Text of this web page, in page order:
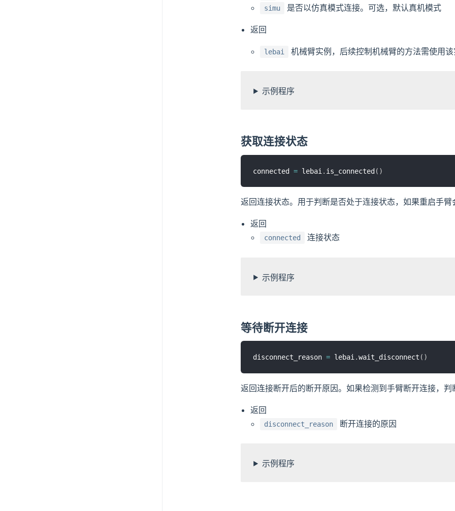
simu 是否以仿真模式连接。可选，默认真机模式
返回
lebai 机械臂实例，后续控制机械臂的方法需使用
示例程序
获取连接状态
connected = lebai . is_connected( )
返回连接状态。用于判断是否处于连接状态，如果重启手臂
返回
connected 连接状态
示例程序
等待断开连接
disconnect_reason = lebai .wait_disconnect ( )
返回连接断开后的断开原因。如果检测到手臂断开连接，
返回
disconnect_reason 断开连接的原因
示例程序